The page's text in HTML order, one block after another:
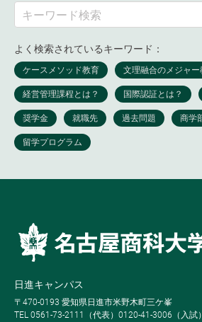
よく検索されているキーワード：
日進キャンパス
〒470-0193 愛知県日進市米野木町三ケ峯
TEL 0561-73-2111（代表）0120-41-3006（入試）